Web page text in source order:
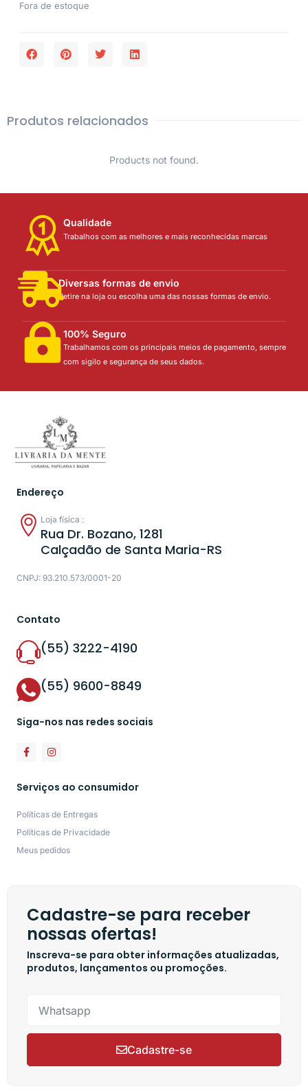
Fora de estoque
Produtos relacionados
Products not found.
Qualidade
Trabalhos com as melhores e mais reconhecidas marcas
Diversas formas de envio
Retire na loja ou escolha uma das nossas formas de envio.
100% Seguro
Trabalhamos com os principais meios de pagamento, sempre
com sigilo e segurança de seus dados.
Endereço
Loja física :
Rua Dr. Bozano, 1281
Calçadão de Santa Maria-RS
CNPJ: 93.210.573/0001-20
Contato
(55) 3222-4190
(55) 9600-8849
Siga-nos nas redes sociais
Serviços ao consumidor
Políticas de Entregas
Políticas de Privacidade
Meus pedidos
Cadastre-se para receber
nossas ofertas!
Inscreva-se para obter informações atualizadas,
produtos, lançamentos ou promoções.
Cadastre-se